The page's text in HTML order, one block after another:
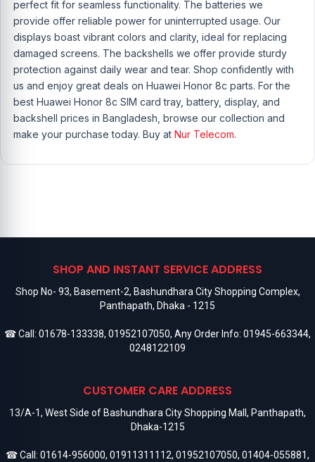
perfect fit for seamless functionality. The batteries we
provide offer reliable power for uninterrupted usage. Our
displays boast vibrant colors and clarity, ideal for replacing
damaged screens. The backshells we offer provide sturdy
protection against daily wear and tear. Shop confidently with
us and enjoy great deals on Huawei Honor 8c parts. For the
best Huawei Honor 8c SIM card tray, battery, display, and
backshell prices in Bangladesh, browse our collection and
make your purchase today. Buy at Nur Telecom.
SHOP AND INSTANT SERVICE ADDRESS
Shop No- 93, Basement-2, Bashundhara City Shopping Complex,
Panthapath, Dhaka - 1215
☎ Call: 01678-133338, 01952107050, Any Order Info: 01945-663344,
0248122109
CUSTOMER CARE ADDRESS
13/A-1, West Side of Bashundhara City Shopping Mall, Panthapath,
Dhaka-1215
☎ Call: 01614-956000, 01911311112, 01952107050, 01404-055881,